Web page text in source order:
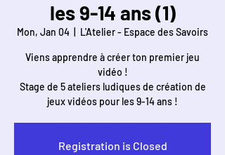
les 9-14 ans (1)
Mon, Jan 04 L'Atelier - Espace des Savoirs
Viens apprendre à créer ton premier jeu
vidéo !
Stage de 5 ateliers ludiques de création de
jeux vidéos pour les 9-14 ans !
Registration is Closed